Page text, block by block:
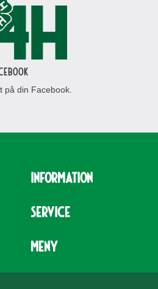
på din Facebook.
Information
Service
Meny